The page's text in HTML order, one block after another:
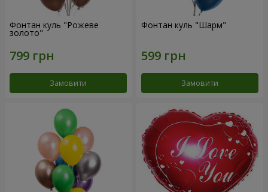
Фонтан куль "Рожеве
золото"
Замовити
Фонтан куль "Шарм"
Замовити